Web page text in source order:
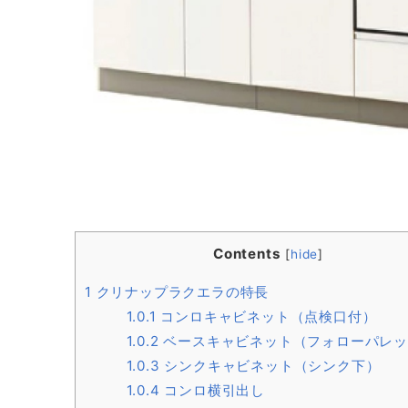
Contents [hide]
1 クリナップラクエラの特長
1.0.1 コンロキャビネット（点検口付）
1.0.2 ベースキャビネット（フォローパレ
1.0.3 シンクキャビネット（シンク下）
1.0.4 コンロ横引出し